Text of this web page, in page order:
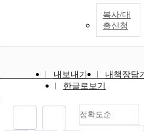
복사/대
출신청
내보내기
내책장담
한글로보기
정확도순